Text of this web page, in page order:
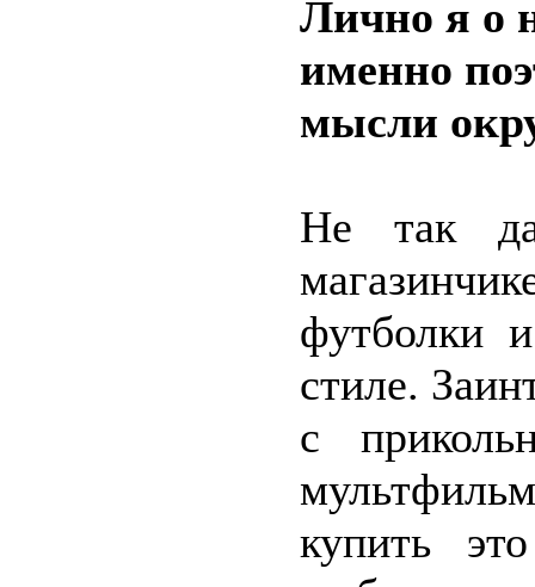
Лично я о
именно
мысли
Не так
футболки
стиле.
с
купить